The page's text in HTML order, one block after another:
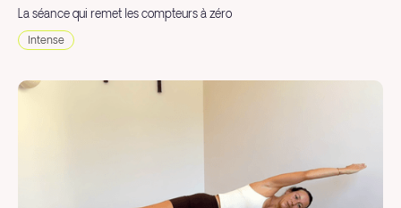
La séance qui remet les compteurs à zéro
Intense